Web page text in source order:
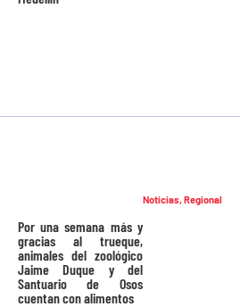
Noticias Regional
Por una semana más y
gracias al trueque,
animales del zoológico
Jaime Duque y del
Santuario de Osos
cuentan con alimentos